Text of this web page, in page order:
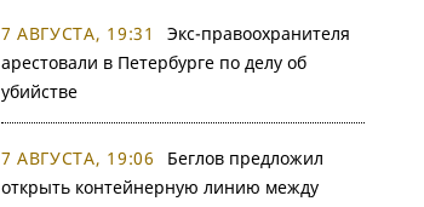
7 АВГУСТА, 19:31
Экс-правоохранителя
арестовали в Петербурге по делу об
убийстве
7 АВГУСТА, 19:06
Беглов предложил
открыть контейнерную линию между